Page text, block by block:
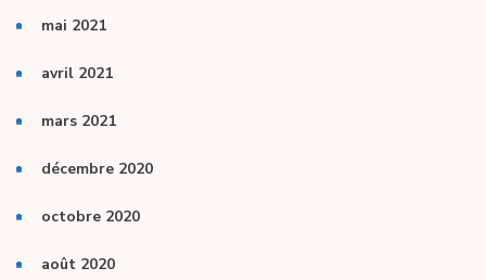
mai 2021
avril 2021
mars 2021
décembre 2020
octobre 2020
août 2020